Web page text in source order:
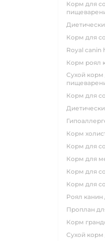
корм для собак с чувствительным
корм для
royal canin
корм роял
сухой корм для чувствительного
корм для
корм
корм для
корм для
корм для
корм для
роял
проплан
корм
сухой